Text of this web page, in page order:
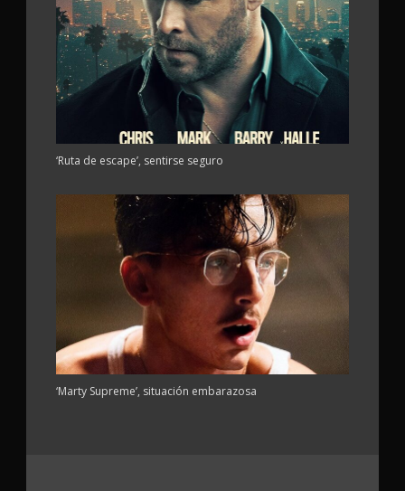
‘Ruta de escape’, sentirse seguro
‘Marty Supreme’, situación embarazosa